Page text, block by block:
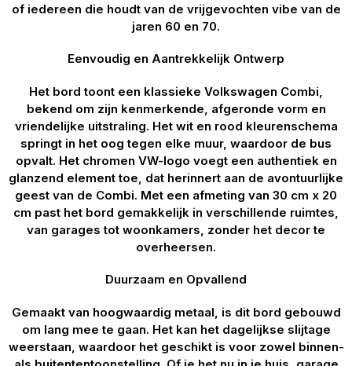
of iedereen die houdt van de vrijgevochten vibe van de
jaren 60 en 70.
Eenvoudig en Aantrekkelijk Ontwerp
Het bord toont een klassieke Volkswagen Combi,
bekend om zijn kenmerkende, afgeronde vorm en
vriendelijke uitstraling. Het wit en rood kleurenschema
springt in het oog tegen elke muur, waardoor de bus
opvalt. Het chromen VW-logo voegt een authentiek en
glanzend element toe, dat herinnert aan de avontuurlijke
geest van de Combi. Met een afmeting van 30 cm x 20
cm past het bord gemakkelijk in verschillende ruimtes,
van garages tot woonkamers, zonder het decor te
overheersen.
Duurzaam en Opvallend
Gemaakt van hoogwaardig metaal, is dit bord gebouwd
om lang mee te gaan. Het kan het dagelijkse slijtage
weerstaan, waardoor het geschikt is voor zowel binnen-